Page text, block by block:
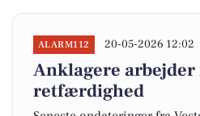
ALARM112 20-05-2026 12:02
Anklagere
retfærdighed